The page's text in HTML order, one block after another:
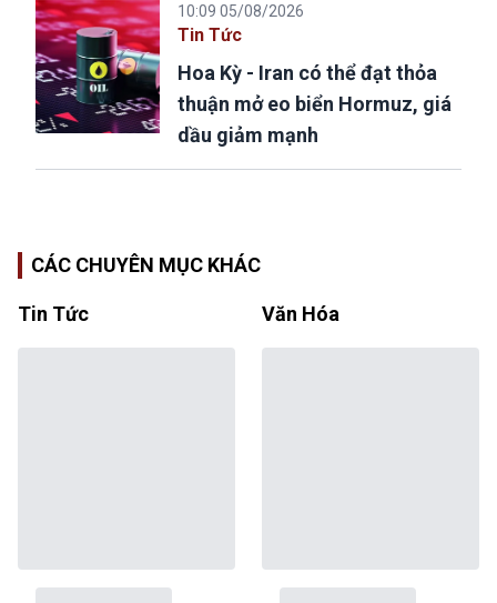
10:09 05/08/2026
Tin Tức
Hoa Kỳ - Iran có thể đạt thỏa
thuận mở eo biển Hormuz, giá
dầu giảm mạnh
CÁC CHUYÊN MỤC KHÁC
Tin Tức Văn Hóa